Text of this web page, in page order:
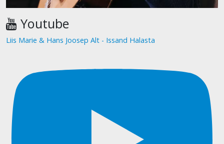
Youtube
Liis Marie & Hans Joosep Alt - Issand Halasta